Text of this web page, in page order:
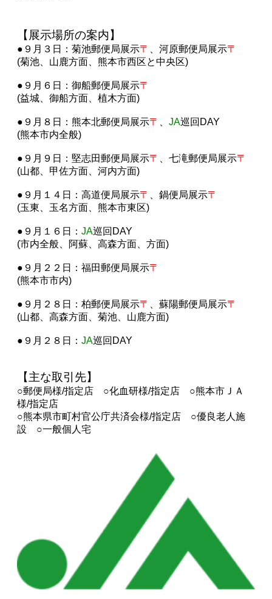
【展示場所の案内】
●９月３日：菊池郵便局展示〒 、河原郵便局展示〒
(菊池、山鹿方面、熊本市西区と中央区)
●９月６日：御船郵便局展示〒
(益城、御船方面、植木方面)
●９月８日：熊本北郵便局展示〒 、JA巡回DAY
(熊本市内全般)
●９月９日：堅志田郵便局展示〒 、七滝郵便局展示〒
(山都、甲佐方面、河内方面)
●９月１４日：高道便局展示〒 、鍋便局展示〒
(玉東、玉名方面、熊本市東区)
●９月１６日：JA巡回DAY
(市内全般、阿蘇、高森方面、方面)
●９月２２日：福田郵便局展示〒
(熊本市市内)
●９月２８日：柏郵便局展示〒 、蘇陽郵便局展示〒
(山都、高森方面、菊池、山鹿方面)
●９月２８日：JA巡回DAY
【主な取引先】
○郵便局様/指定店 ○化血研様/指定店 ○熊本市ＪＡ
様/指定店
○熊本県市町村官公庁共済会様/指定店 ○優良老人施
設 ○一般個人宅